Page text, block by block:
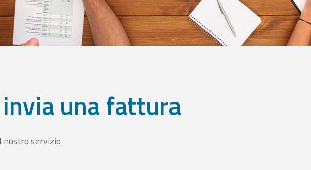
una fattura
nostro servizio